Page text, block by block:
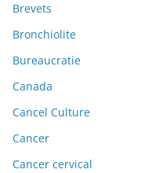
Brevets
Bronchiolite
Bureaucratie
Canada
Cancel Culture
Cancer
Cancer cervical